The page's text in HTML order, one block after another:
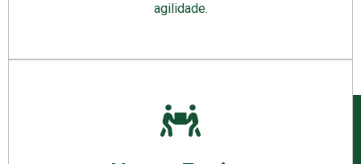
agilidade.